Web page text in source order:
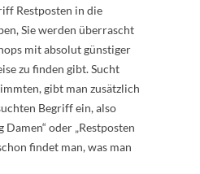
Restposten in die
Sie werden überrascht
mit absolut günstiger
zu finden gibt. Sucht
gibt man zusätzlich
Begriff ein, also
Damen“ oder „Restposten
findet man, was man